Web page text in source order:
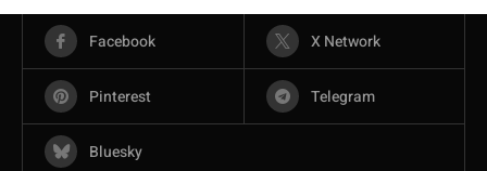
Facebook X Network
Pinterest Telegram
Bluesky